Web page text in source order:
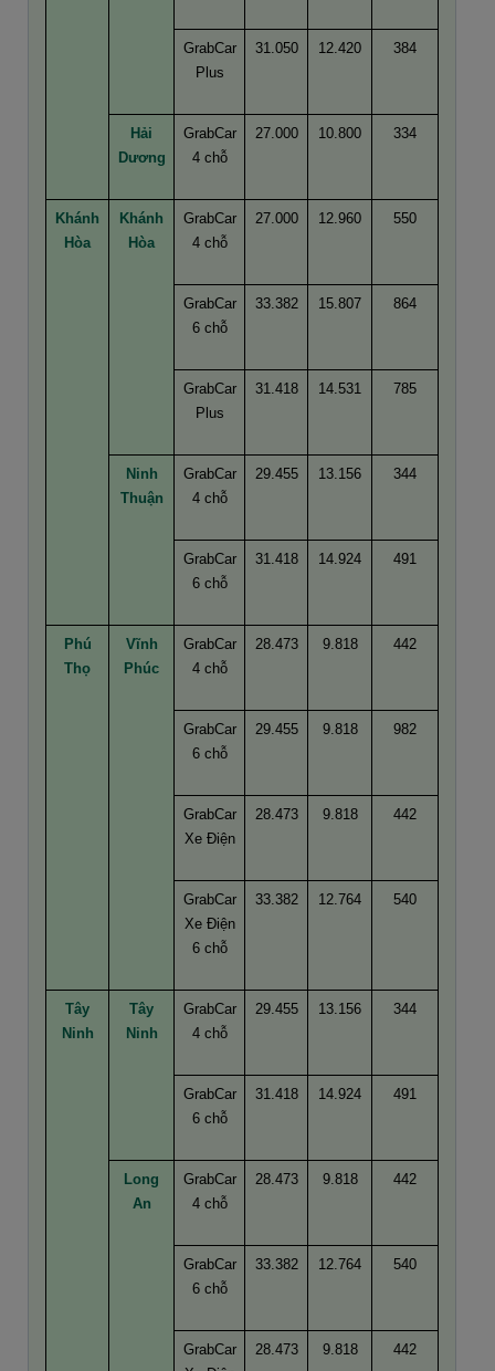
GrabCar
Plus
31.050 12.420 384
Hải
Dương
GrabCar
4 chỗ
27.000 10.800 334
Khánh
Hòa
Khánh
Hòa
GrabCar
4 chỗ
27.000 12.960 550
GrabCar
6 chỗ
33.382 15.807 864
GrabCar
Plus
31.418 14.531 785
Ninh
Thuận
GrabCar
4 chỗ
29.455 13.156 344
GrabCar
6 chỗ
31.418 14.924 491
Phú
Thọ
Vĩnh
Phúc
GrabCar
4 chỗ
28.473 9.818 442
GrabCar
6 chỗ
29.455 9.818 982
GrabCar
Xe Điện
28.473 9.818 442
GrabCar
Xe Điện
6 chỗ
33.382 12.764 540
Tây
Ninh
Tây
Ninh
GrabCar
4 chỗ
29.455 13.156 344
GrabCar
6 chỗ
31.418 14.924 491
Long
An
GrabCar
4 chỗ
28.473 9.818 442
GrabCar
6 chỗ
33.382 12.764 540
GrabCar
28.473 9.818 442